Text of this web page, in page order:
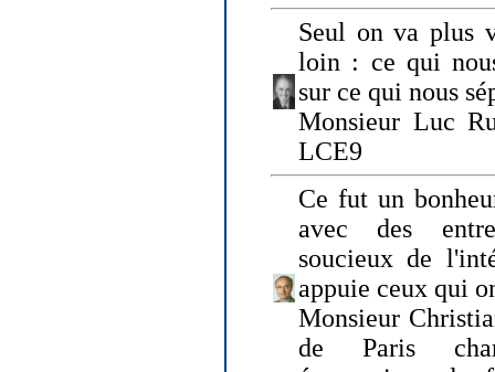
Seul on va plus
loin : ce qui
sur ce qui nous
Monsieur Luc
LCE9
Ce fut un
avec des
soucieux de
appuie ceux qui
Monsieur
de Paris